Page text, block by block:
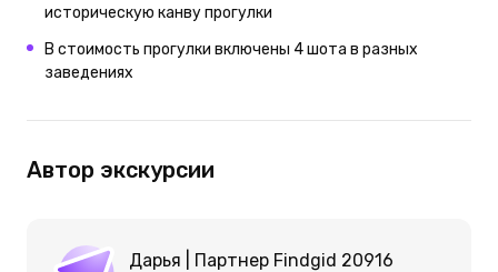
историческую канву прогулки
В стоимость прогулки включены 4 шота в разных
заведениях
Автор экскурсии
Дарья | Партнер Findgid 20916